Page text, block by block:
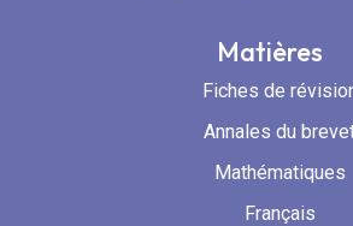
Matières
Fiches de
Annales du
Mathématiques
Français